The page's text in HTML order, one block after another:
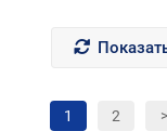
1 2 >